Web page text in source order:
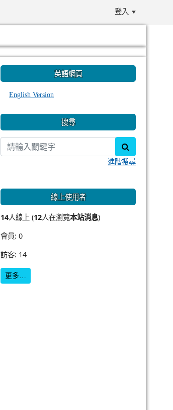
登入
英語網頁
English Version
搜尋
進階搜尋
線上使用者
14人線上 (12人在瀏覽本站消息)
會員: 0
訪客: 14
更多…